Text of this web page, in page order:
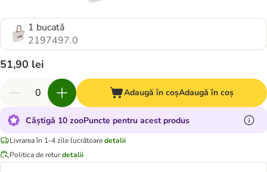
1 bucată
2197497.0
51,90 lei
Adaugă în coșAdaugă în coș
Câștigă 10 zooPuncte pentru acest produs
Livrarea în 1-4 zile lucrătoaredetalii
Politica de returdetalii